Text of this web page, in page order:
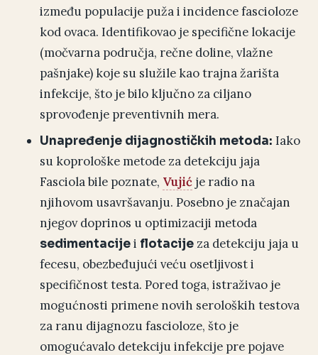
između populacije puža i incidence fascioloze
kod ovaca. Identifikovao je specifične lokacije
(močvarna područja, rečne doline, vlažne
pašnjake) koje su služile kao trajna žarišta
infekcije, što je bilo ključno za ciljano
sprovođenje preventivnih mera.
Unapređenje dijagnostičkih metoda: Iako
su koprološke metode za detekciju jaja
Fasciola bile poznate, Vujić je radio na
njihovom usavršavanju. Posebno je značajan
njegov doprinos u optimizaciji metoda
sedimentacijei flotacije za detekciju jaja u
fecesu, obezbeđujući veću osetljivost i
specifičnost testa. Pored toga, istraživao je
mogućnosti primene novih seroloških testova
za ranu dijagnozu fascioloze, što je
omogućavalo detekciju infekcije pre pojave